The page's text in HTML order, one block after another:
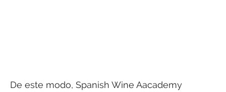
De este modo, Spanish Wine Aacademy